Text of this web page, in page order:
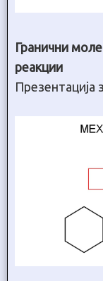
Гранични
реакции
Презентација